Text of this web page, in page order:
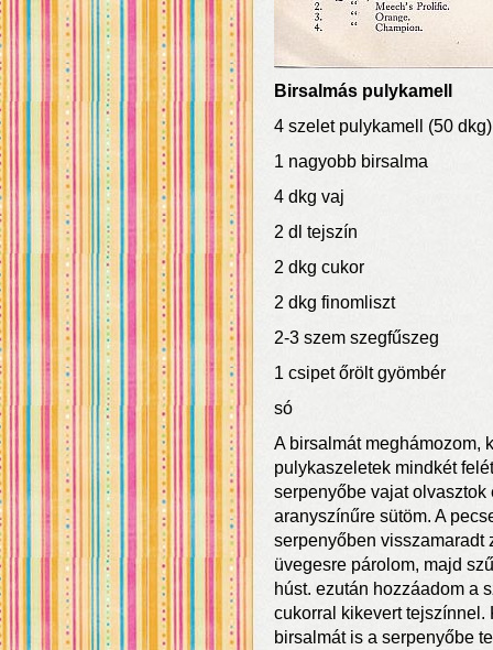
Birsalmás pulykamell
4 szelet pulykamell (50 dkg)
1 nagyobb birsalma
4 dkg vaj
2 dl tejszín
2 dkg cukor
2 dkg finomliszt
2-3 szem szegfűszeg
1 csipet őrölt gyömbér
só
A birsalmát meghámozom,
pulykaszeletek mindkét
serpenyőbe vajat
aranyszínűre sütöm. A
serpenyőben visszamaradt
üvegesre párolom, majd
húst. ezután hozzáadom a
cukorral kikevert tejszínnel.
birsalmát is a serpenyőbe